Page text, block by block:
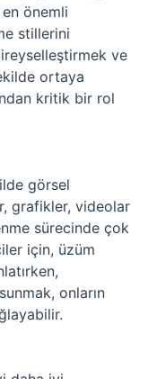
önemli
stillerini
ve
ortaya
kritik bir rol
görsel
grafikler, videolar
sürecinde çok
için, üzüm
onların